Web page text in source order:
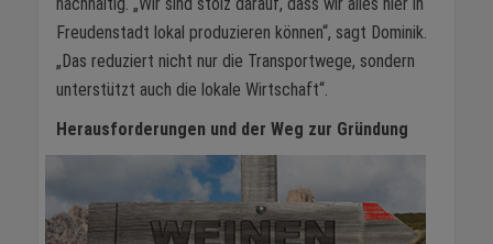
Freudenstadt lokal produzieren können“, sagt Dominik.
„Das reduziert nicht nur die Transportwege, sondern
unterstützt auch die lokale Wirtschaft“.
Herausforderungen und der Weg zur Gründung